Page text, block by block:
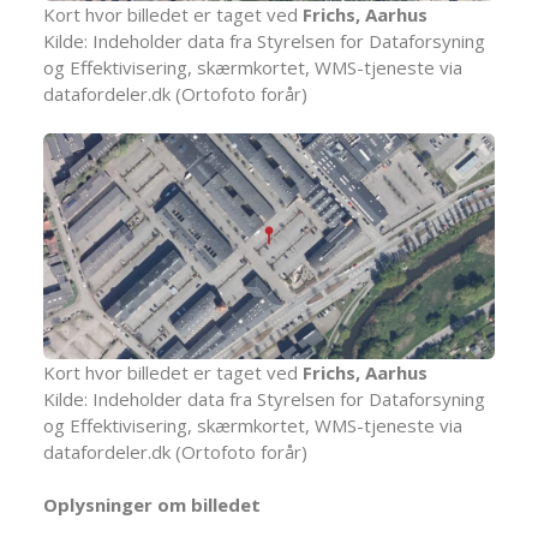
Kort hvor billedet er taget ved Frichs, Aarhus
Kilde: Indeholder data fra Styrelsen for Dataforsyning
og Effektivisering, skærmkortet, WMS-tjeneste via
datafordeler.dk (Ortofoto forår)
Kort hvor billedet er taget ved Frichs, Aarhus
Kilde: Indeholder data fra Styrelsen for Dataforsyning
og Effektivisering, skærmkortet, WMS-tjeneste via
datafordeler.dk (Ortofoto forår)
Oplysninger om billedet